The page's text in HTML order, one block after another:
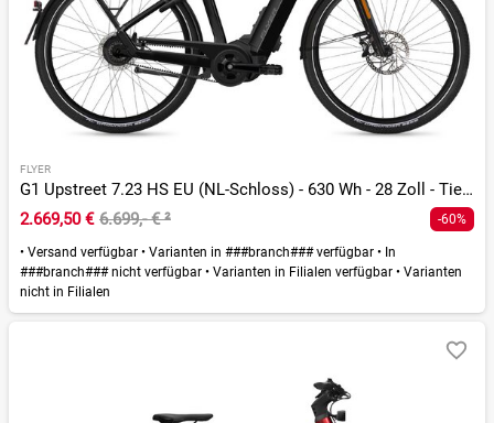
FLYER
G1 Upstreet 7.23 HS EU (NL-Schloss) - 630 Wh - 28 Zoll - Tiefeinsteiger
2.669,50 € 6.699,- €² -60%
• Versand verfügbar • Varianten in ###branch### verfügbar • In
###branch### nicht verfügbar • Varianten in Filialen verfügbar • Varianten
nicht in Filialen